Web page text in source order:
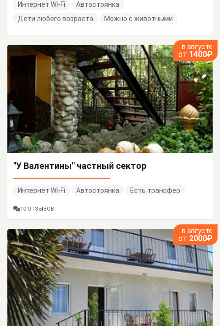
Интернет Wi-Fi
Автостоянка
Дети любого возраста
Можно с животными
в августе
от 1400₽
"У Валентины" частный сектор
Интернет Wi-Fi Автостоянка Есть трансфер
10 ОТЗЫВОВ
в августе
от 2000₽